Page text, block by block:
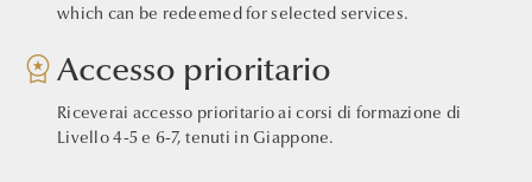
which can be redeemed for selected services.
workspace_premiumAccesso prioritario
Riceverai accesso prioritario ai corsi di formazione di
Livello 4-5 e 6-7, tenuti in Giappone.